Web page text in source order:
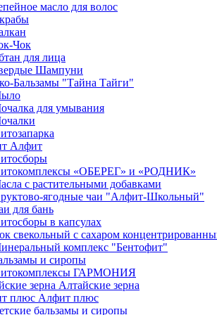
масло для волос
Чок
для лица
Шампуни
Бальзамы "Тайна Тайги"
для умывания
Алфит
«ОБЕРЕГ» и «РОДНИК»
с растительными добавками
ягодные чаи "Алфит-Школьный"
для бань
в капсулах
свекольный с сахаром
комплекс "Бентофит"
и сиропы
ГАРМОНИЯ
Алтайские зерна
Алфит плюс
бальзамы и сиропы